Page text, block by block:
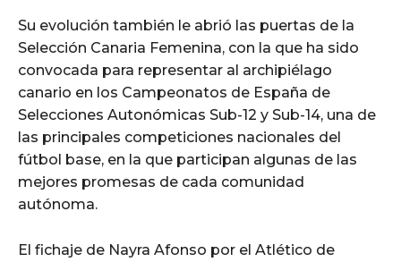
Su evolución también le abrió las puertas de la
Selección Canaria Femenina, con la que ha sido
convocada para representar al archipiélago
canario en los Campeonatos de España de
Selecciones Autonómicas Sub-12 y Sub-14, una de
las principales competiciones nacionales del
fútbol base, en la que participan algunas de las
mejores promesas de cada comunidad
autónoma.
El fichaje de Nayra Afonso por el Atlético de